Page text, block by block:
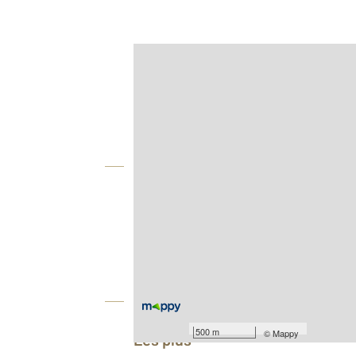
500 m ©Mappy
Équipements
Les plus